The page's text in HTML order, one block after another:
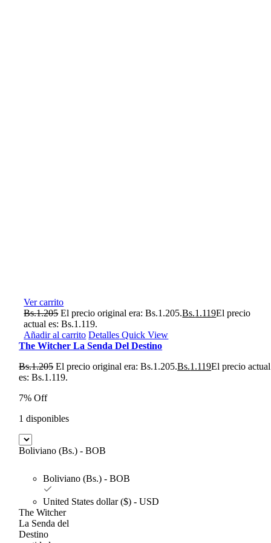
Ver carrito
Bs.1.205 El precio original era: Bs.1.205.Bs.1.119El precio
actual es: Bs.1.119.
Añadir al carrito Detalles Quick View
The Witcher La Senda Del Destino
Bs.1.205 El precio original era: Bs.1.205.Bs.1.119El precio actual
es: Bs.1.119.
7% Off
1 disponibles
Boliviano (Bs.) - BOB
Boliviano (Bs.) - BOB
United States dollar ($) - USD
The Witcher
La Senda del
Destino